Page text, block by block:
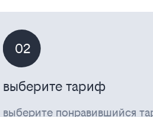
02
выберите тариф
выберите понравившийся